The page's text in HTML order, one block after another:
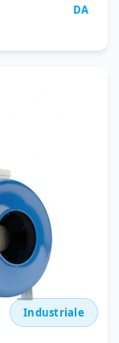
DA
Industriale